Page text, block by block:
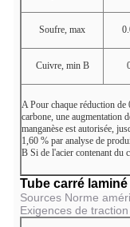
Soufre, max
Cuivre, min B
A Pour chaque réduction
carbone, une augmentation
manganèse est autorisée,
1,60 % par analyse de
B Si de l'acier contenant du
Tube carré laminé
Sources Norme
Exigences de traction